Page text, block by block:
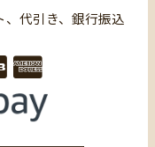
代引き、銀行振込